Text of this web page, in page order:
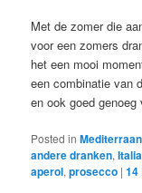
Met de zomer die
voor een zomers
het een mooi
een combinatie van
en ook goed
Posted in Mediterraan
andere dranken,
aperol,prosecco |14